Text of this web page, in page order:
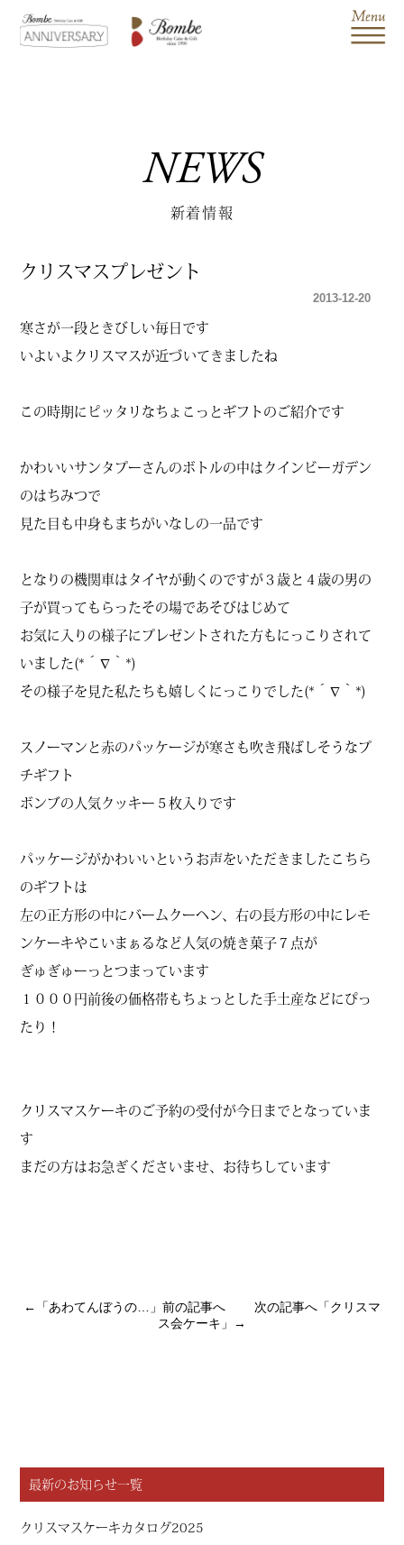
NEWS
新着情報
クリスマスプレゼント
2013-12-20
寒さが一段ときびしい毎日です
いよいよクリスマスが近づいてきましたね
この時期にピッタリなちょこっとギフトのご紹介です
かわいいサンタプーさんのボトルの中はクインビーガデン
のはちみつで
見た目も中身もまちがいなしの一品です
となりの機関車はタイヤが動くのですが３歳と４歳の男の
子が買ってもらったその場であそびはじめて
お気に入りの様子にプレゼントされた方もにっこりされて
いました(*´∇｀*)
その様子を見た私たちも嬉しくにっこりでした(*´∇｀*)
スノーマンと赤のパッケージが寒さも吹き飛ばしそうなプ
チギフト
ボンブの人気クッキー５枚入りです
パッケージがかわいいというお声をいただきましたこちら
のギフトは
左の正方形の中にバームクーヘン、右の長方形の中にレモ
ンケーキやこいまぁるなど人気の焼き菓子７点が
ぎゅぎゅーっとつまっています
１０００円前後の価格帯もちょっとした手土産などにぴっ
たり！
クリスマスケーキのご予約の受付が今日までとなっていま
す
まだの方はお急ぎくださいませ、お待ちしています
←「あわてんぼうの… 」前の記事へ 次の記事へ「クリスマ
ス会ケーキ 」→
最新のお知らせ一覧
クリスマスケーキカタログ2025